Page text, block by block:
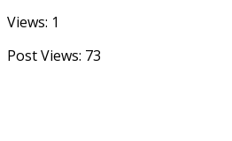
Views: 1
Post Views: 73